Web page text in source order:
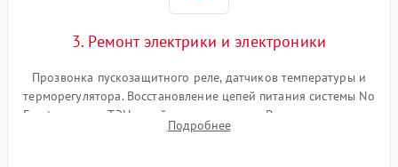
3. Ремонт электрики и электроники
Прозвонка пускозащитного реле, датчиков температуры и
терморегулятора. Восстановление цепей питания системы No
Frost, включая ТЭН оттайки и вентилятор. Ремонт или замена
платы управления при сбоях алгоритмов.
Подробнее